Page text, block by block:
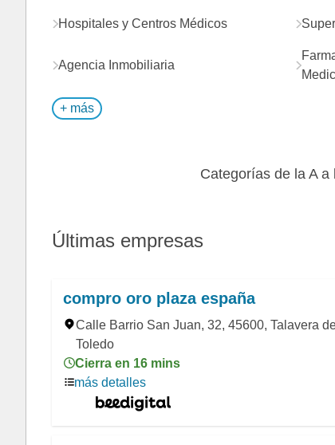
Hospitales y Centros Médicos
Agencia Inmobiliaria
+ más
Categorías de la A a
Últimas empresas
compro oro plaza españa
Calle Barrio San Juan, 32, 45600, Talavera
Toledo
Cierra en 16 mins
más detalles